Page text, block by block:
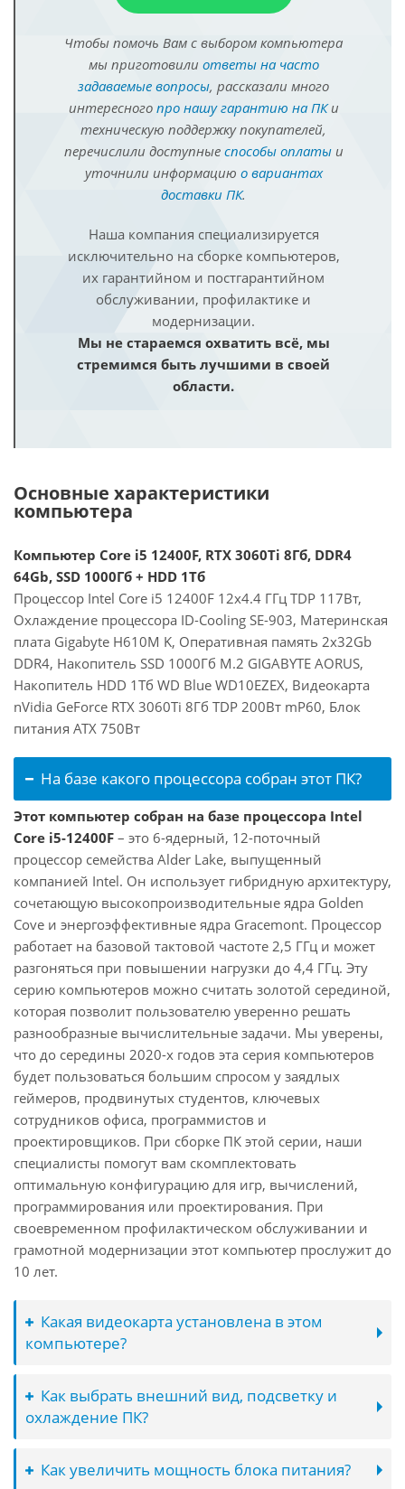
Чтобы помочь Вам с выбором компьютера
мы приготовили ответы на часто
задаваемые вопросы, рассказали много
интересного про нашу гарантию на ПКи
техническую поддержку покупателей,
перечислили доступные способы оплатыи
уточнили информацию о вариантах
доставки ПК.
Наша компания специализируется
исключительно на сборке компьютеров,
их гарантийном и постгарантийном
обслуживании, профилактике и
модернизации.
Мы не стараемся охватить всё, мы
стремимся быть лучшими в своей
области.
Основные характеристики
компьютера
Компьютер Core i5 12400F, RTX 3060Ti 8Гб, DDR4
64Gb, SSD 1000Гб + HDD 1Тб
Процессор Intel Core i5 12400F 12x4.4 ГГц TDP 117Вт,
Охлаждение процессора ID-Cooling SE-903, Материнская
плата Gigabyte H610M K, Оперативная память 2x32Gb
DDR4, Накопитель SSD 1000Гб M.2 GIGABYTE AORUS,
Накопитель HDD 1Тб WD Blue WD10EZEX, Видеокарта
nVidia GeForce RTX 3060Ti 8Гб TDP 200Вт mP60, Блок
питания ATX 750Вт
На базе какого процессора собран этот ПК?
Этот компьютер собран на базе процессора Intel
Core i5-12400F – это 6-ядерный, 12-поточный
процессор семейства Alder Lake, выпущенный
компанией Intel. Он использует гибридную архитектуру,
сочетающую высокопроизводительные ядра Golden
Cove и энергоэффективные ядра Gracemont. Процессор
работает на базовой тактовой частоте 2,5 ГГц и может
разгоняться при повышении нагрузки до 4,4 ГГц. Эту
серию компьютеров можно считать золотой серединой,
которая позволит пользователю уверенно решать
разнообразные вычислительные задачи. Мы уверены,
что до середины 2020-х годов эта серия компьютеров
будет пользоваться большим спросом у заядлых
геймеров, продвинутых студентов, ключевых
сотрудников офиса, программистов и
проектировщиков. При сборке ПК этой серии, наши
специалисты помогут вам скомплектовать
оптимальную конфигурацию для игр, вычислений,
программирования или проектирования. При
своевременном профилактическом обслуживании и
грамотной модернизации этот компьютер прослужит до
10 лет.
Какая видеокарта установлена в этом
компьютере?
Как выбрать внешний вид, подсветку и
охлаждение ПК?
Как увеличить мощность блока питания?